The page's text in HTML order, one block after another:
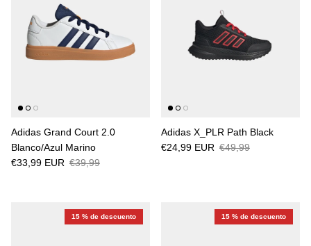
Adidas Grand Court 2.0
Blanco/Azul Marino
€33,99 EUR €39,99
Adidas X_PLR Path Black
€24,99 EUR €49,99
15 % de descuento 15 % de descuento